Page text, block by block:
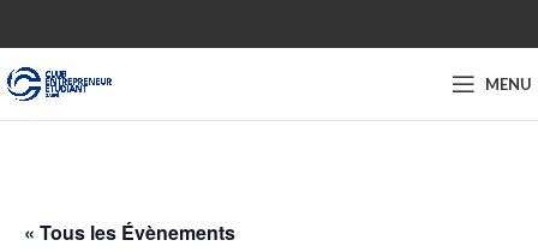
MENU
« Tous les Évènements